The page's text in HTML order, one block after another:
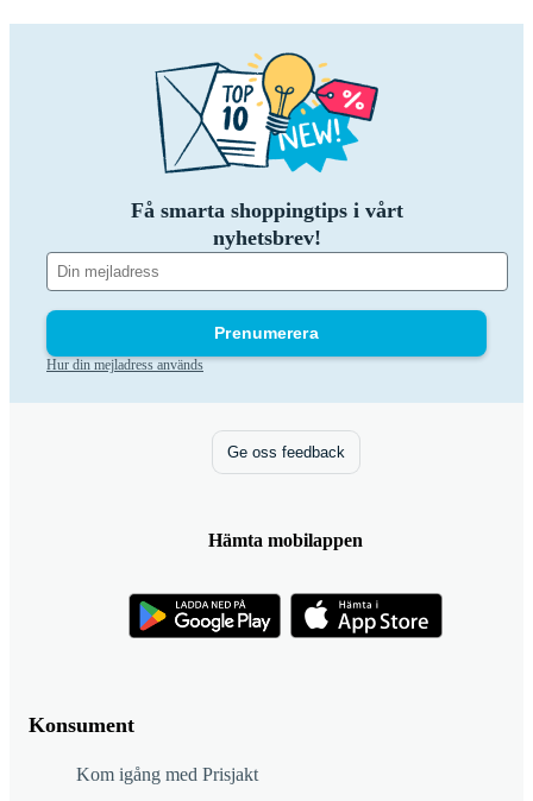
Få smarta shoppingtips i vårt
nyhetsbrev!
Prenumerera
Hur din mejladress används
Konsument
Kom igång med Prisjakt
Ge oss feedback
Hämta mobilappen